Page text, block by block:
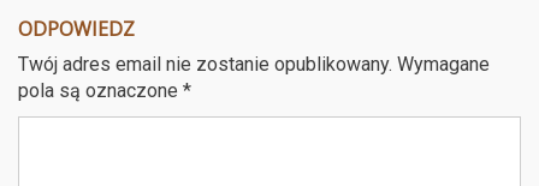
ODPOWIEDZ
Twój adres email nie zostanie opublikowany. Wymagane
pola są oznaczone *